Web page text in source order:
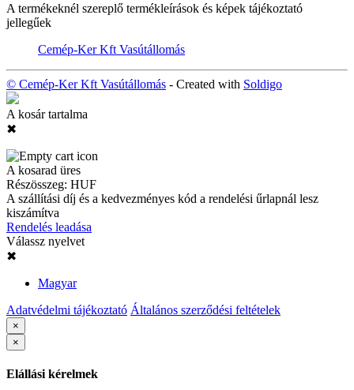
A termékeknél szereplő termékleírások és képek tájékoztató
jellegűek
Cemép-Ker Kft Vasútállomás
© Cemép-Ker Kft Vasútállomás - Created with Soldigo
A kosár tartalma
✖
A kosarad üres
Részösszeg: HUF
A szállítási díj és a kedvezményes kód a rendelési űrlapnál lesz
kiszámítva
Rendelés leadása
Válassz nyelvet
✖
Magyar
Adatvédelmi tájékoztató Általános szerződési feltételek
×
×
Elállási kérelmek